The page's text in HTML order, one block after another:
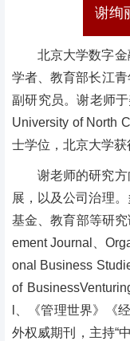
谢绚
北京大学数字
学者、教育部长江
副研究员。谢老师
University of North
士学位，北京大学获
谢老师的研究
展，以及公司治理
基金、教育部等研
ement Journal、
onal Business
of
l、《管理世界》《
外权威期刊，主持“